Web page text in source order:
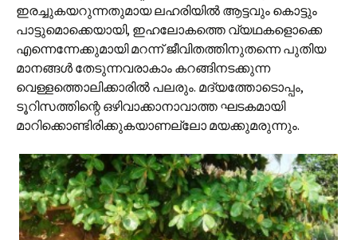
ഇരച്ചുകയറുന്നതുമായ ലഹരിയില്‍ ആട്ടവും കൊട്ടും
പാട്ടുമൊക്കെയായി, ഇഹലോകത്തെ വ്യഥകളൊക്കെ
എന്നെന്നേക്കുമായി മറന്ന് ജീവിതത്തിനുതന്നെ പുതിയ
മാനങ്ങള്‍ തേടുന്നവരാകാം കറങ്ങിനടക്കുന്ന
വെള്ളത്തൊലിക്കാരില്‍ പലരും. മദ്യത്തോടൊപ്പം,
ടൂറിസത്തിന്റെ ഒഴിവാക്കാനാവാത്ത ഘടകമായി
മാറിക്കൊണ്ടിരിക്കുകയാണല്ലോ മയക്കുമരുന്നും.